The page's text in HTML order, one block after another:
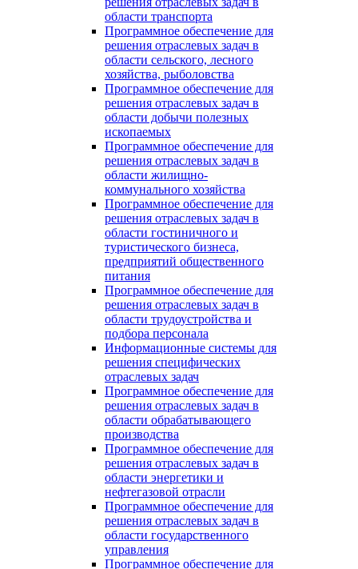
области транспорта
Программное обеспечение для
решения отраслевых задач в
области сельского, лесного
хозяйства, рыболовства
Программное обеспечение для
решения отраслевых задач в
области добычи полезных
ископаемых
Программное обеспечение для
решения отраслевых задач в
области жилищно-
коммунального хозяйства
Программное обеспечение для
решения отраслевых задач в
области гостиничного и
туристического бизнеса,
предприятий общественного
питания
Программное обеспечение для
решения отраслевых задач в
области трудоустройства и
подбора персонала
Информационные системы для
решения специфических
отраслевых задач
Программное обеспечение для
решения отраслевых задач в
области обрабатывающего
производства
Программное обеспечение для
решения отраслевых задач в
области энергетики и
нефтегазовой отрасли
Программное обеспечение для
решения отраслевых задач в
области государственного
управления
Программное обеспечение для